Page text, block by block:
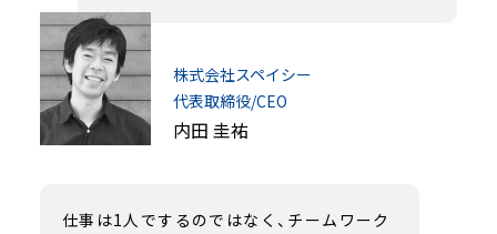
株式会社スペイシー
代表取締役/CEO
内田 圭祐
仕事は1人でするのではなく、チームワーク